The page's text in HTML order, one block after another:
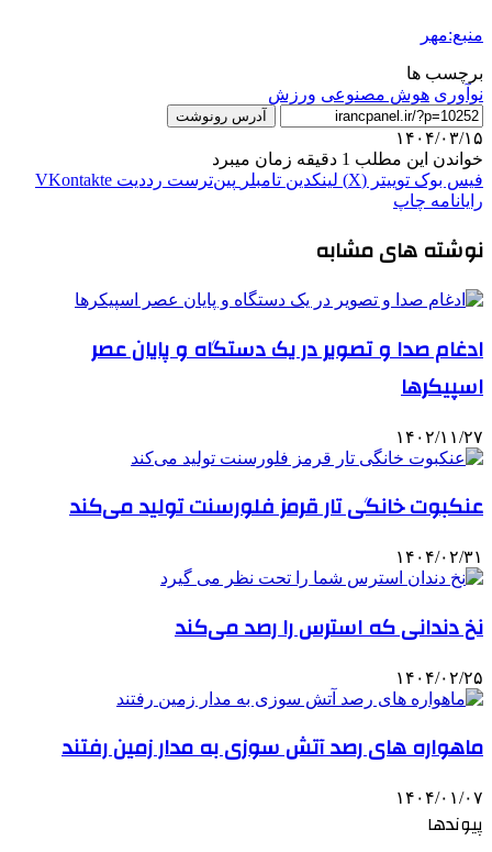
منبع:مهر
برچسب ها
نوآوری هوش مصنوعی ورزش
آدرس رونوشت
۱۴۰۴/۰۳/۱۵
خواندن این مطلب 1 دقیقه زمان میبرد
فیس بوک توییتر (X) لینکدین ‫تامبلر ‫پین‌ترست ‫رددیت ‫VKontakte
رایانامه چاپ
نوشته های مشابه
ادغام صدا و تصویر در یک دستگاه و پایان عصر
اسپیکرها
۱۴۰۲/۱۱/۲۷
عنکبوت خانگی تار قرمز فلورسنت تولید می‌کند
۱۴۰۴/۰۲/۳۱
نخ دندانی که استرس را رصد می‌کند
۱۴۰۴/۰۲/۲۵
ماهواره های رصد آتش سوزی به مدار زمین رفتند
۱۴۰۴/۰۱/۰۷
پیوندها